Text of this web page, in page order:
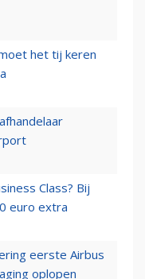
het tij keren
Class? Bij
euro extra
eerste Airbus
oplopen